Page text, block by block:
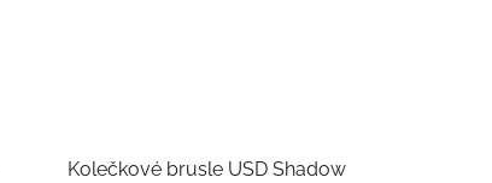
Kolečkové brusle USD Shadow